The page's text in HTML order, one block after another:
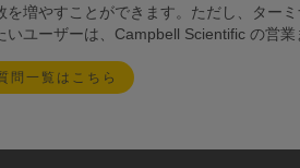
を増やすことができます。ただし、ター
いユーザーは、Campbell Scientific の営
問一覧はこちら